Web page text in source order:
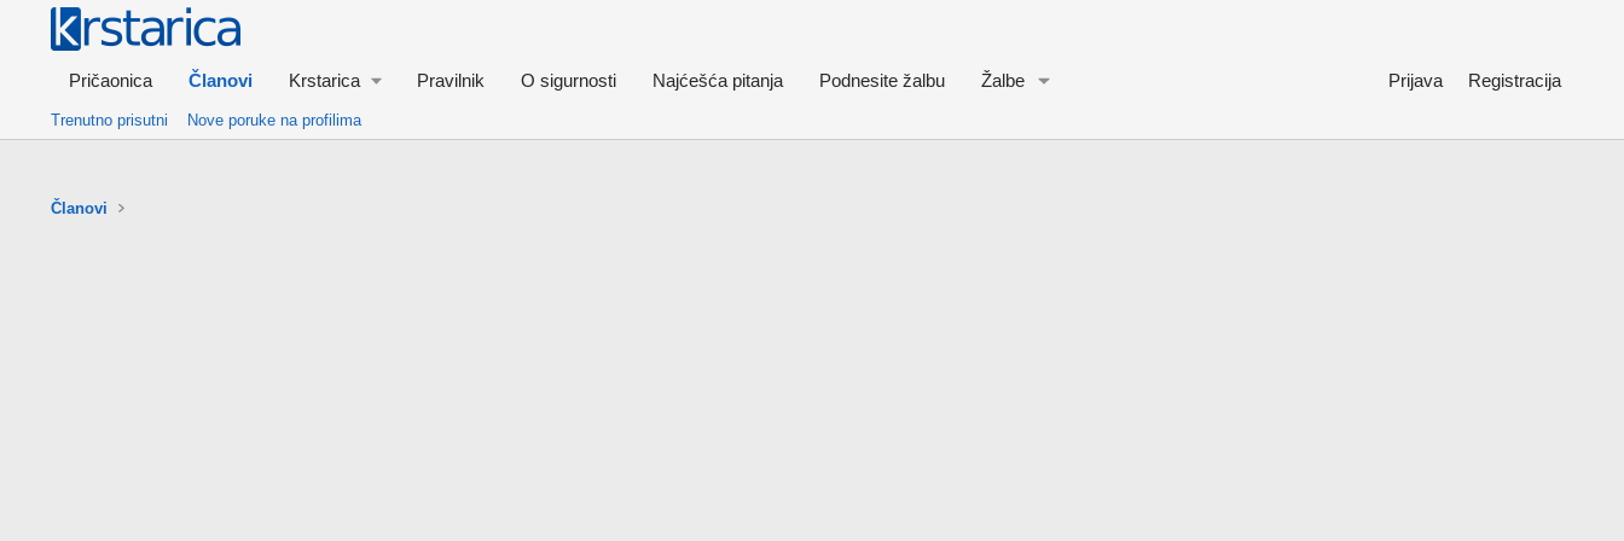
Pričaonica Članovi Krstarica Pravilnik O sigurnosti Najćešća pitanja Podnesite žalbu Žalbe Prijava Registracija
Trenutno prisutni Nove poruke na profilima
Članovi